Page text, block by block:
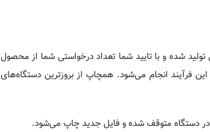
شده و با تایید شما تعداد درخواستی شما از محصول
فرآیند انجام می‌شود. همچاپ از بروزترین دستگاه‌های
در دستگاه متوقف شده و فایل جدید چاپ می‌شود.